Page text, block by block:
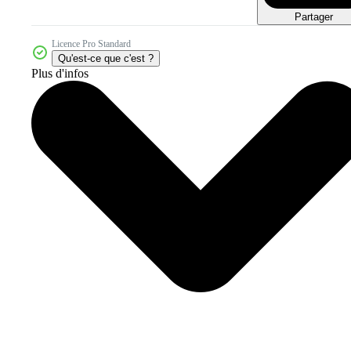
Partager
Licence Pro Standard
Qu'est-ce que c'est ?
Plus d'infos